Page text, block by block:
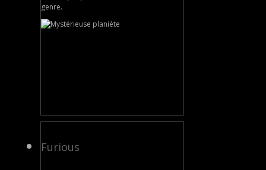
genre.
Furious